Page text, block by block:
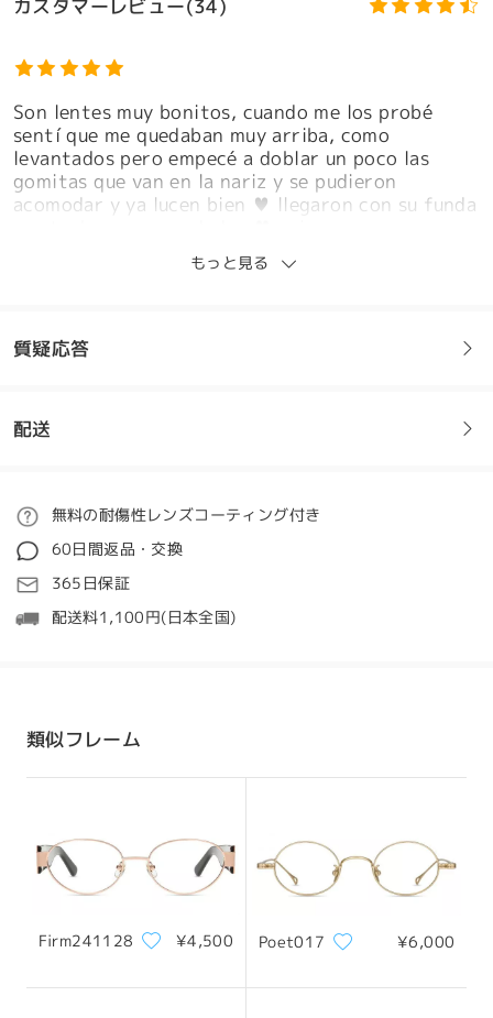
130mm/ 5.12in
145mm/ 5.71in
カスタマーレビュー(34)
Son lentes muy bonitos, cuando me los probé
sentí que me quedaban muy arriba, como
levantados pero empecé a doblar un poco las
gomitas que van en la nariz y se pudieron
acomodar y ya lucen bien ♥️ llegaron con su funda
foto pero por alguna razón no se sube:(
by Carla
全てのレビューを読む
もっと見る
質疑応答
フレームについてご質問がある場合は、以下からお問い合わせく
質問する
配送
ご注文
処理時間
5-7営業日
詳細
配送時間
無料の耐傷性レンズコーティング付き
60日間返品・交換
365日保証
配送料1,100円(日本全国)
類似フレーム
Firm241128 ¥4,500 Poet017 ¥6,000